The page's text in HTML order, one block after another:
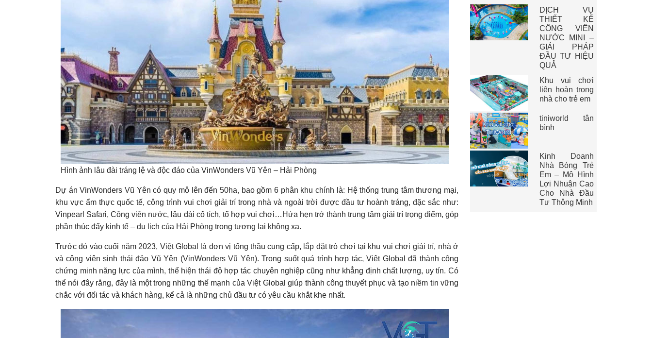
Hình ảnh lâu đài tráng lệ và độc đáo của VinWonders Vũ Yên – Hải Phòng
Dự án VinWonders Vũ Yên có quy mô lên đến 50ha, bao gồm 6 phân khu chính là: Hệ thống trung tâm thương mại,
khu vực ẩm thực quốc tế, công trình vui chơi giải trí trong nhà và ngoài trời được đầu tư hoành tráng, đặc sắc như:
Vinpearl Safari, Công viên nước, lâu đài cổ tích, tổ hợp vui chơi…Hứa hẹn trở thành trung tâm giải trí trọng điểm, góp
phần thúc đẩy kinh tế – du lịch của Hải Phòng trong tương lai không xa.
Trước đó vào cuối năm 2023, Việt Global là đơn vị tổng thầu cung cấp, lắp đặt trò chơi tại khu vui chơi giải trí, nhà ở
và công viên sinh thái đảo Vũ Yên (VinWonders Vũ Yên). Trong suốt quá trình hợp tác, Việt Global đã thành công
chứng minh năng lực của mình, thể hiện thái độ hợp tác chuyên nghiệp cũng như khẳng định chất lượng, uy tín. Có
thể nói đây rằng, đây là một trong những thế mạnh của Việt Global giúp thành công thuyết phục và tạo niềm tin vững
chắc với đối tác và khách hàng, kể cả là những chủ đầu tư có yêu cầu khắt khe nhất.
DỊCH VỤ
THIẾT KẾ
CÔNG VIÊN
NƯỚC MINI –
GIẢI PHÁP
ĐẦU TƯ HIỆU
QUẢ
Khu vui chơi
liên hoàn trong
nhà cho trẻ em
tiniworld tân
bình
Kinh Doanh
Nhà Bóng Trẻ
Em – Mô Hình
Lợi Nhuận Cao
Cho Nhà Đầu
Tư Thông Minh